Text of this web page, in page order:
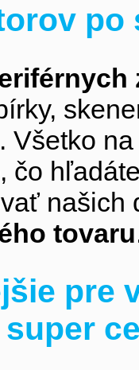
Všetko
čo
tovaru
pre